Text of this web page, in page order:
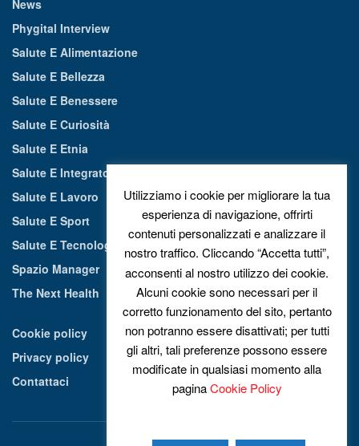
News
Phygital Interview
Salute E Alimentazione
Salute E Bellezza
Salute E Benessere
Salute E Curiosità
Salute E Etnia
Salute E Integratori Alimentari
Salute E Lavoro
Salute E Sport
Salute E Tecnologia
Spazio Manager
The Next Health
Cookie policy
Privacy policy
Contattaci
Utilizziamo i cookie per migliorare la tua
esperienza di navigazione, offrirti
contenuti personalizzati e analizzare il
nostro traffico. Cliccando “Accetta tutti”,
acconsenti al nostro utilizzo dei cookie.
Alcuni cookie sono necessari per il
corretto funzionamento del sito, pertanto
non potranno essere disattivati; per tutti
gli altri, tali preferenze possono essere
modificate in qualsiasi momento alla
paginaCookie Policy